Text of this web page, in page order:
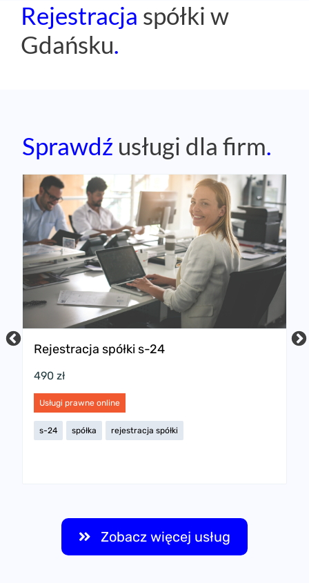
Rejestracja spółki w
Gdańsku.
Sprawdź usługi dla firm.
Rejestracja spółki s-24
490 zł
Usługi prawne online
s-24 spółka rejestracja spółki
Zobacz więcej usług